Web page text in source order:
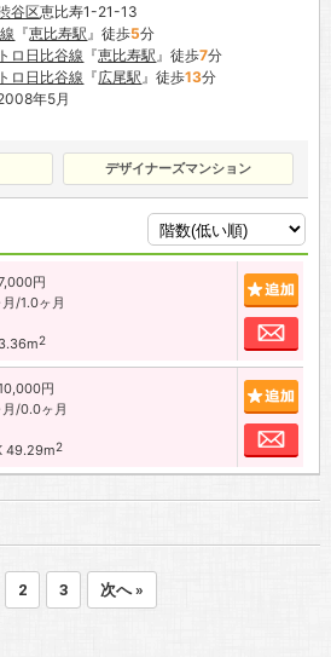
谷区恵比寿1-21-13
『恵比寿駅 』徒歩5分
ロ日比谷線 『恵比寿駅 』徒歩7分
ロ日比谷線 『広尾駅 』徒歩13分
年5月
デザイナーズマンション
円
/1.0ヶ月
2
お
円
/0.0ヶ月
49.29m2
お
2 3 次へ »